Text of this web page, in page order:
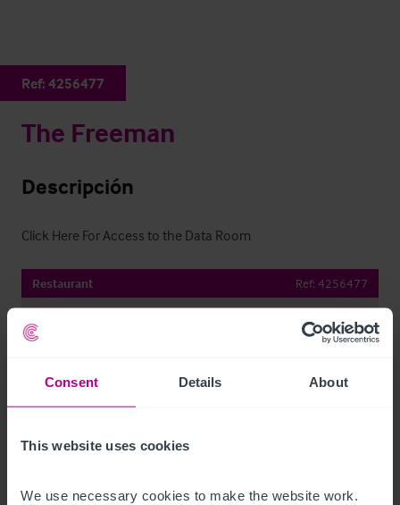
Consent Details About
This website uses cookies
We use necessary cookies to make the website work.
Ref: 4256477
The Freeman
Descripción
Click Here For Access to the Data Room
Restaurant Ref: 4256477
Contacto